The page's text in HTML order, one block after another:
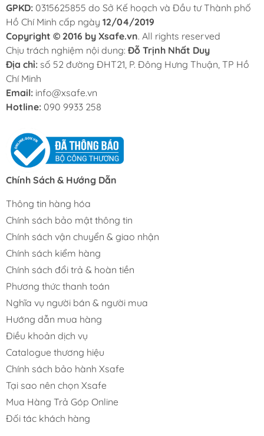
GPKD: 0315625855 do Sở Kế hoạch và Đầu tư Thành phố
Hồ Chí Minh cấp ngày 12/04/2019
Copyright © 2016 by Xsafe.vn. All rights reserved
Chịu trách nghiệm nội dung: Đỗ Trịnh Nhất Duy
Địa chỉ: số 52 đường ĐHT21, P. Đông Hưng Thuận, TP Hồ
Chí Minh
Email: info@xsafe.vn
Hotline: 090 9933 258
Chính Sách & Hướng Dẫn
Thông tin hàng hóa
Chính sách bảo mật thông tin
Chính sách vận chuyển & giao nhận
Chính sách kiểm hàng
Chính sách đổi trả & hoàn tiền
Phương thức thanh toán
Nghĩa vụ người bán & người mua
Hướng dẫn mua hàng
Điều khoản dịch vụ
Catalogue thương hiệu
Chính sách bảo hành Xsafe
Tại sao nên chọn Xsafe
Mua Hàng Trả Góp Online
Đối tác khách hàng